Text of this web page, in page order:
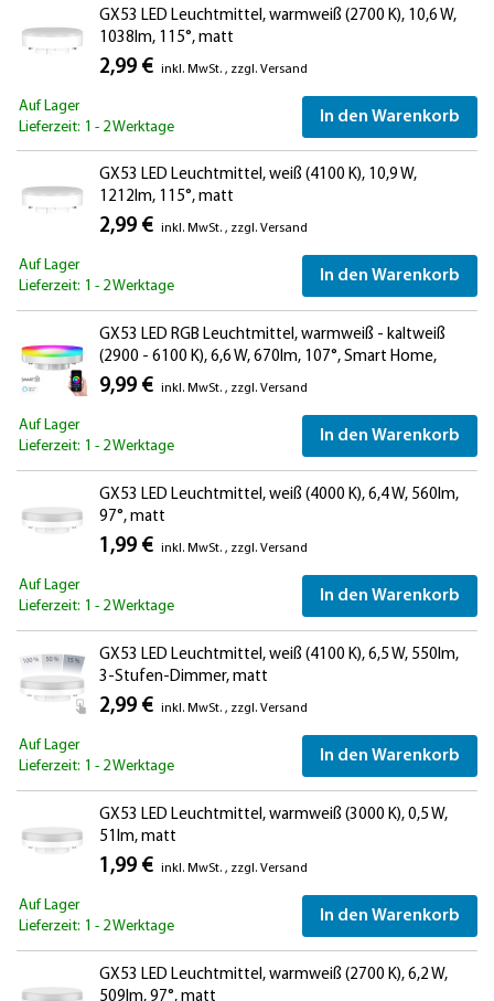
GX53 LED Leuchtmittel, warmweiß (2700 K), 10,6 W,
1038lm, 115°, matt
2,99 € inkl. MwSt. , zzgl. Versand
Auf Lager
Lieferzeit: 1 - 2 Werktage
In den Warenkorb
GX53 LED Leuchtmittel, weiß (4100 K), 10,9 W,
1212lm, 115°, matt
2,99 € inkl. MwSt. , zzgl. Versand
Auf Lager
Lieferzeit: 1 - 2 Werktage
In den Warenkorb
GX53 LED RGB Leuchtmittel, warmweiß - kaltweiß
(2900 - 6100 K), 6,6 W, 670lm, 107°, Smart Home,
WLAN, Alexa, matt
9,99 € inkl. MwSt. , zzgl. Versand
Auf Lager
Lieferzeit: 1 - 2 Werktage
In den Warenkorb
GX53 LED Leuchtmittel, weiß (4000 K), 6,4 W, 560lm,
97°, matt
1,99 € inkl. MwSt. , zzgl. Versand
Auf Lager
Lieferzeit: 1 - 2 Werktage
In den Warenkorb
GX53 LED Leuchtmittel, weiß (4100 K), 6,5 W, 550lm,
3-Stufen-Dimmer, matt
2,99 € inkl. MwSt. , zzgl. Versand
Auf Lager
Lieferzeit: 1 - 2 Werktage
In den Warenkorb
GX53 LED Leuchtmittel, warmweiß (3000 K), 0,5 W,
51lm, matt
1,99 € inkl. MwSt. , zzgl. Versand
Auf Lager
Lieferzeit: 1 - 2 Werktage
In den Warenkorb
GX53 LED Leuchtmittel, warmweiß (2700 K), 6,2 W,
509lm, 97°, matt